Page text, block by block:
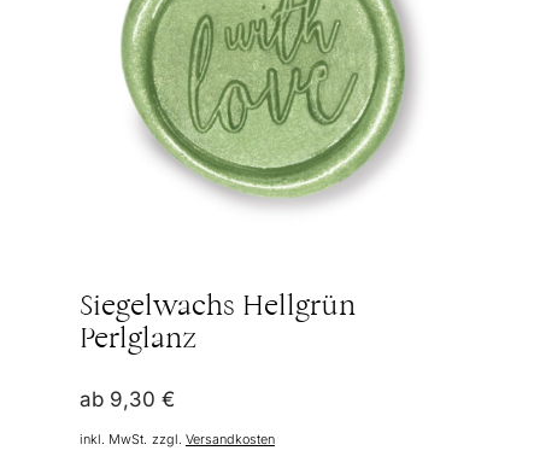
Siegelwachs Hellgrün
Perlglanz
ab 9,30 €
inkl. MwSt. zzgl. Versandkosten